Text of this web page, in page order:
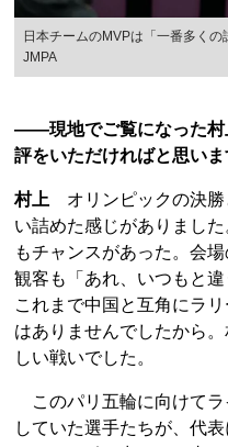
日本チームのMVPは「一番多く
JMPA
――現地でご覧になった村
評をいただければと思いま
村上 オリンピックの決勝
い詰めた感じがありまし
もチャンスがあった。会
観客も「あれ、いつもと
これまで中国と互角にラ
はありませんでしたから
しい戦いでした。
このパリ五輪に向けてラ
していた選手たちが、代